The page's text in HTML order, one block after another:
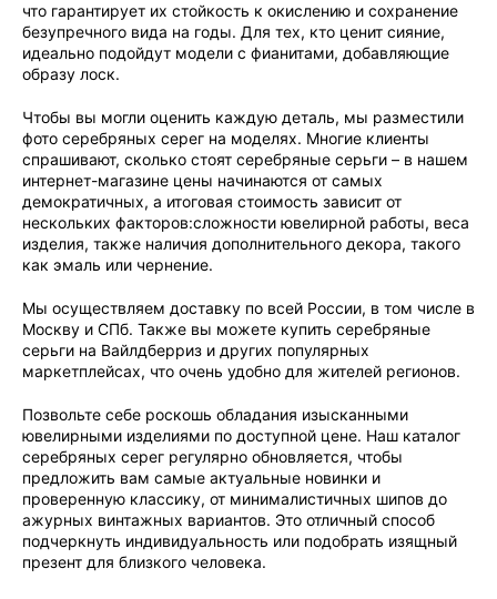
что гарантирует их стойкость к окислению и сохранение
безупречного вида на годы. Для тех, кто ценит сияние,
идеально подойдут модели с фианитами, добавляющие
образу лоск.
Чтобы вы могли оценить каждую деталь, мы разместили
фото серебряных серег на моделях. Многие клиенты
спрашивают, сколько стоят серебряные серьги – в нашем
интернет-магазине цены начинаются от самых
демократичных, а итоговая стоимость зависит от
нескольких факторов:сложности ювелирной работы, веса
изделия, также наличия дополнительного декора, такого
как эмаль или чернение.
Мы осуществляем доставку по всей России, в том числе в
Москву и СПб. Также вы можете купить серебряные
серьги на Вайлдберриз и других популярных
маркетплейсах, что очень удобно для жителей регионов.
Позвольте себе роскошь обладания изысканными
ювелирными изделиями по доступной цене. Наш каталог
серебряных серег регулярно обновляется, чтобы
предложить вам самые актуальные новинки и
проверенную классику, от минималистичных шипов до
ажурных винтажных вариантов. Это отличный способ
подчеркнуть индивидуальность или подобрать изящный
презент для близкого человека.